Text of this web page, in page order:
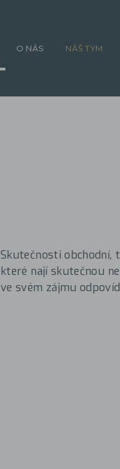
Skutečnosti obchodní,
které nají skutečnou
ve svém zájmu
O NÁS NÁŠ TÝM